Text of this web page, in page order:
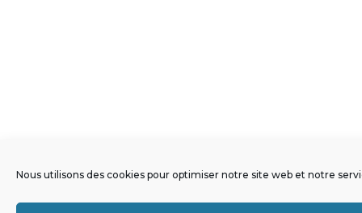
Nous utilisons des cookies pour optimiser notre site web et notre